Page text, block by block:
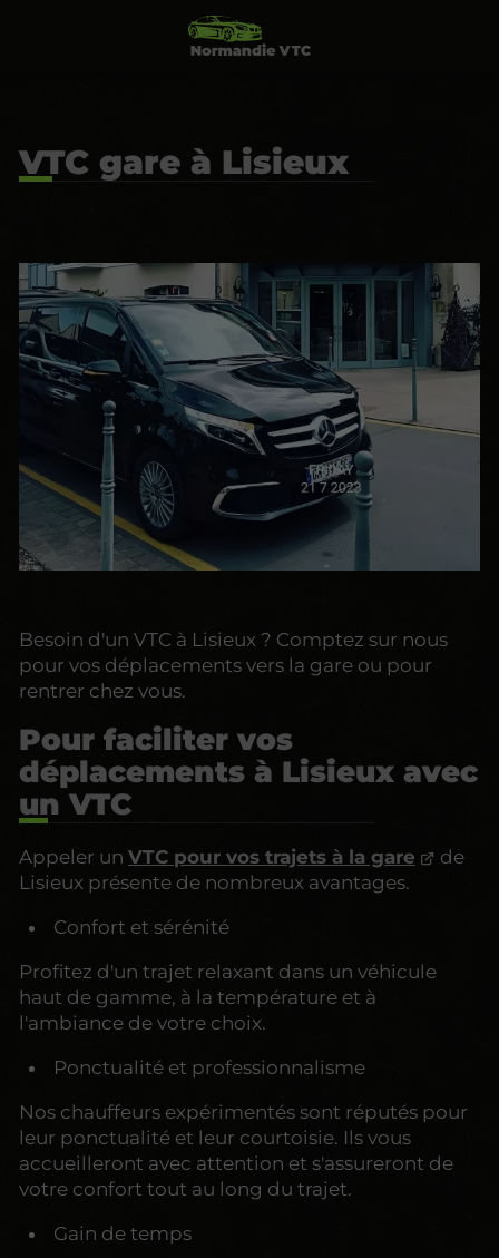
VTC gare à Lisieux
Besoin d'un VTC à Lisieux ? Comptez sur nous
pour vos déplacements vers la gare ou pour
rentrer chez vous.
Pour faciliter vos
déplacements à Lisieux avec
un VTC
Appeler un VTC pour vos trajets à la gare
de
Lisieux présente de nombreux avantages.
Confort et sérénité
Profitez d'un trajet relaxant dans un véhicule
haut de gamme, à la température et à
l'ambiance de votre choix.
Ponctualité et professionnalisme
Nos chauffeurs expérimentés sont réputés pour
leur ponctualité et leur courtoisie. Ils vous
accueilleront avec attention et s'assureront de
votre confort tout au long du trajet.
Gain de temps